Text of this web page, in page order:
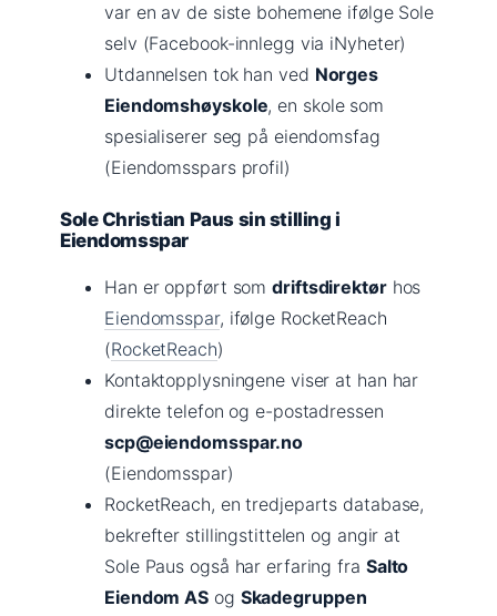
var en av de siste bohemene ifølge Sole
selv (Facebook-innlegg via iNyheter)
Utdannelsen tok han ved Norges
Eiendomshøyskole, en skole som
spesialiserer seg på eiendomsfag
(Eiendomsspars profil)
Sole Christian Paus sin stilling i
Eiendomsspar
Han er oppført somdriftsdirektørhos
Eiendomsspar, ifølge RocketReach
(RocketReach)
Kontaktopplysningene viser at han har
direkte telefon og e-postadressen
scp@eiendomsspar.no
(Eiendomsspar)
RocketReach, en tredjeparts database,
bekrefter stillingstittelen og angir at
Sole Paus også har erfaring fra Salto
Eiendom AS og Skadegruppen